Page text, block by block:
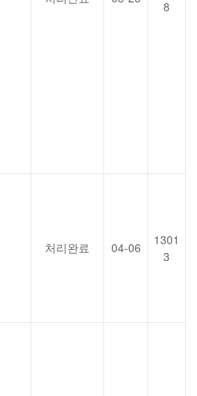
8
처리완료 04-06
1301
3